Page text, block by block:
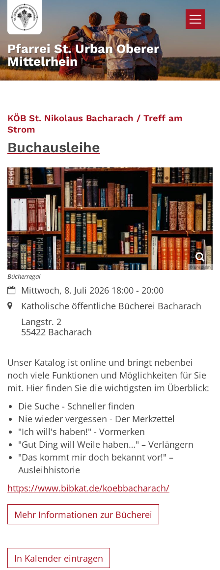
Zum Inhalt springen
Pfarrei St. Urban Oberer
Mittelrhein
KÖB St. Nikolaus Bacharach / Treff am
Strom
Buchausleihe
© unsplash
Bücherregal
Datum:Mittwoch, 8. Juli 2026 18:00 - 20:00
Ort:Katholische öffentliche Bücherei Bacharach
Langstr. 2
55422 Bacharach
Unser Katalog ist online und bringt nebenbei
noch viele Funktionen und Möglichkeiten für Sie
mit. Hier finden Sie die wichtigsten im Überblick:
Die Suche - Schneller finden
Nie wieder vergessen - Der Merkzettel
"Ich will's haben!" - Vormerken
"Gut Ding will Weile haben…" – Verlängern
"Das kommt mir doch bekannt vor!" –
Ausleihhistorie
https://www.bibkat.de/koebbacharach/
Mehr Informationen zur Bücherei
In Kalender eintragen